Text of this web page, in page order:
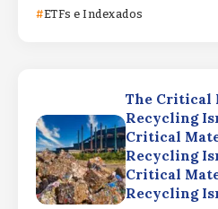
ETFs e Indexados
The Critical
Recycling
Critical
Recycling
Critical
Recycling